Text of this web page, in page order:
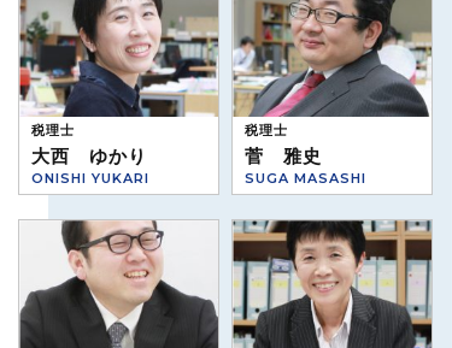
税理士
大西 ゆかり
ONISHI YUKARI
税理士
菅 雅史
SUGA MASASHI